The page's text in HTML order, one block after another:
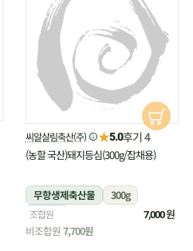
씨알살림축산(주) ★5.0후기 4
(농할 국산)돼지등심(300g/잡채용)
무항생제축산물
300g
냉장
조합원 7,000원
비조합원 7,700원